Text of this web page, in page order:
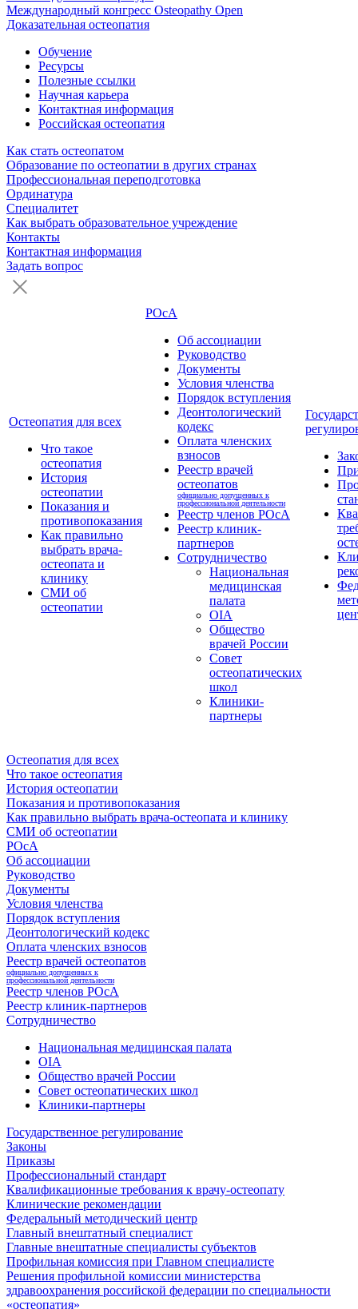
Международный конгресс Osteopathy Open
Доказательная остеопатия
Обучение
Ресурсы
Полезные ссылки
Научная карьера
Контактная информация
Российская остеопатия
Как стать остеопатом
Образование по остеопатии в других странах
Профессиональная переподготовка
Ординатура
Специалитет
Как выбрать образовательное учреждение
Контакты
Контактная информация
Задать вопрос
Остеопатия для всех
Что такое
остеопатия
История
остеопатии
Показания и
противопоказания
Как правильно
выбрать врача-
остеопата и
клинику
СМИ об
остеопатии
РОсА
Об ассоциации
Руководство
Документы
Условия членства
Порядок вступления
Деонтологический
кодекс
Оплата членских
взносов
Реестр врачей
остеопатов
официально допущенных к
профессиональной деятельности
Реестр членов РОсА
Реестр клиник-
партнеров
Сотрудничество
Национальная
медицинская
палата
OIA
Общество
врачей России
Совет
остеопатических
школ
Клиники-
партнеры
Остеопатия для всех
Что такое остеопатия
История остеопатии
Показания и противопоказания
Как правильно выбрать врача-остеопата и клинику
СМИ об остеопатии
РОсА
Об ассоциации
Руководство
Документы
Условия членства
Порядок вступления
Деонтологический кодекс
Оплата членских взносов
Реестр врачей остеопатов
официально допущенных к
профессиональной деятельности
Реестр членов РОсА
Реестр клиник-партнеров
Сотрудничество
Национальная медицинская палата
OIA
Общество врачей России
Совет остеопатических школ
Клиники-партнеры
Государственное регулирование
Законы
Приказы
Профессиональный стандарт
Квалификационные требования к врачу-остеопату
Клинические рекомендации
Федеральный методический центр
Главный внештатный специалист
Главные внештатные специалисты субъектов
Профильная комиссия при Главном специалисте
Решения профильной комиссии министерства
здравоохранения российской федерации по специальности
«остеопатия»